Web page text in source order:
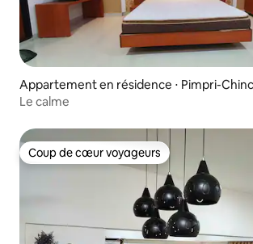
Appartement en résidence ⋅ Pimpri-
ad
Le calme
Coup de cœur voyageurs
Coup de cœur voyageurs